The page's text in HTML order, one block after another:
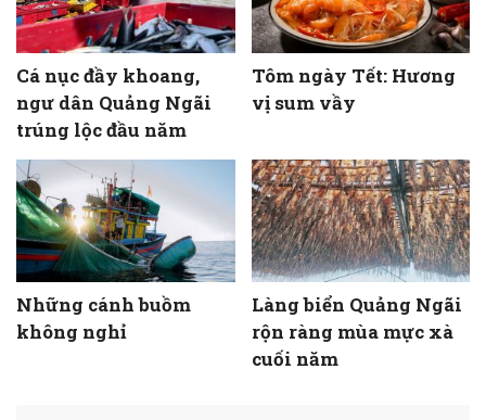
Cá nục đầy khoang,
ngư dân Quảng Ngãi
trúng lộc đầu năm
Tôm ngày Tết: Hương
vị sum vầy
Những cánh buồm
không nghỉ
Làng biển Quảng Ngãi
rộn ràng mùa mực xà
cuối năm